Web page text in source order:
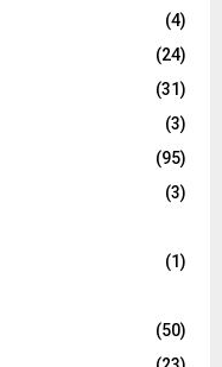
(4)
(24)
(31)
(3)
(95)
(3)
(1)
(50)